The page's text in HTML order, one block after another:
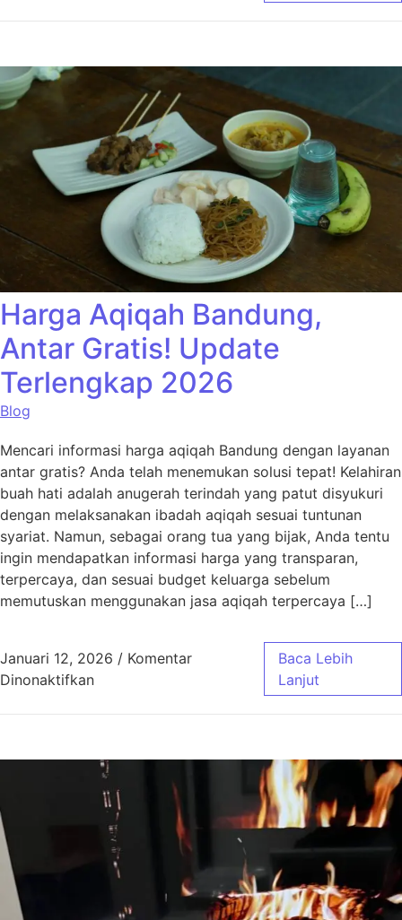
Harga Aqiqah Bandung,
Antar Gratis! Update
Terlengkap 2026
Blog
Mencari informasi harga aqiqah Bandung dengan layanan
antar gratis? Anda telah menemukan solusi tepat! Kelahiran
buah hati adalah anugerah terindah yang patut disyukuri
dengan melaksanakan ibadah aqiqah sesuai tuntunan
syariat. Namun, sebagai orang tua yang bijak, Anda tentu
ingin mendapatkan informasi harga yang transparan,
terpercaya, dan sesuai budget keluarga sebelum
memutuskan menggunakan jasa aqiqah terpercaya […]
Januari 12, 2026 / Komentar
Dinonaktifkanpada Harga Aqiqah Bandung, Antar Gratis!
Baca Lebih
Lanjut